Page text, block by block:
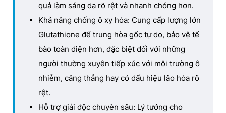
quả làm sáng da rõ rệt và nhanh chóng hơn.
Khả năng chống ô xy hóa: Cung cấp lượng lớn
Glutathione để trung hòa gốc tự do, bảo vệ tế
bào toàn diện hơn, đặc biệt đối với những
người thường xuyên tiếp xúc với môi trường ô
nhiễm, căng thẳng hay có dấu hiệu lão hóa rõ
rệt.
Hỗ trợ giải độc chuyên sâu: Lý tưởng cho